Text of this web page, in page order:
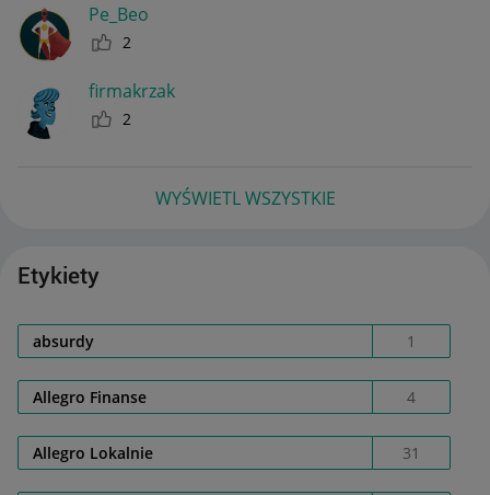
Pe_Beo
2
firmakrzak
2
WYŚWIETL WSZYSTKIE
Etykiety
absurdy 1
Allegro Finanse 4
Allegro Lokalnie 31